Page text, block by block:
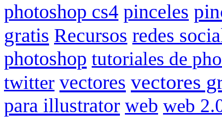
photoshop cs4 pinceles
gratis Recursos redes
photoshop tutoriales de
twitter vectores vectores
para illustrator web web